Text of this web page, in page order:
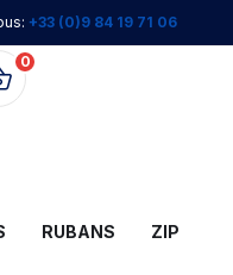
+33 (0)9 84 19 71 06
0
RUBANS ZIP